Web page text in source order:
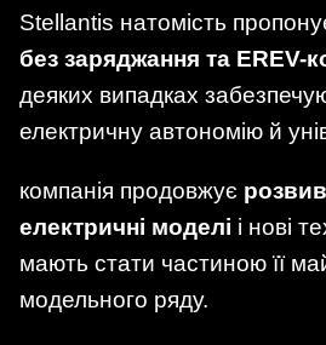
Stellantis натомість
без заряджання та EREV-
деяких випадках
електричну автономію й
компанія продовжує
електричні моделі і нові
мають стати частиною її
модельного ряду.